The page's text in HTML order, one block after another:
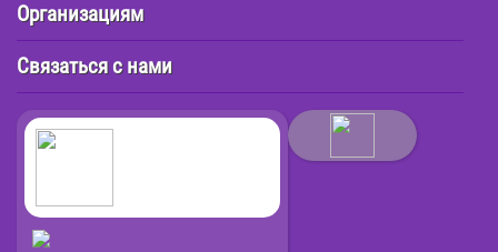
Организациям
Связаться с нами